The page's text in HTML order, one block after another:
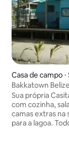
Casa de campo ⋅
Bakkatown
mar
Sua própria
com cozinha,
camas extras na
para a lagoa. Todos os confortos,